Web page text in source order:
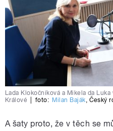
Lada Klokočníková a Mikela da
Králové
foto: Milan Baják, Český
A šaty proto, že v těch se